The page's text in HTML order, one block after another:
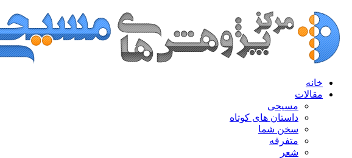
خانه
مقالات
مسیحی
داستان های کوتاه
سخن شما
متفرقه
شعر